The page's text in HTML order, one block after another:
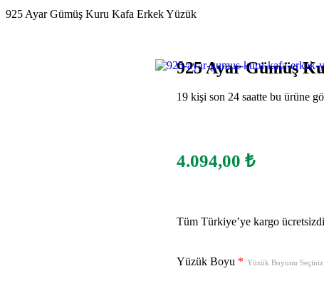
925 Ayar Gümüş Kuru Kafa Erkek Yüzük
925 Ayar Gümüş
19 kişi son 24 saatte bu ürüne
4.094,00 ₺
Tüm Türkiye’ye kargo
Yüzük Boyu * Yüzük Boyunu Seçiniz